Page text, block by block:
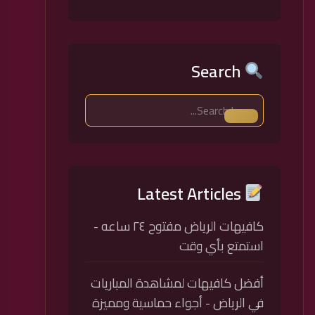
كافيهات الرياض مفتوح ٢٤ ساعه -
استمتع بأي وقت
أفضل كافيهات لمشاهدة المباريات
في الرياض - أجواء حماسية ومميزة